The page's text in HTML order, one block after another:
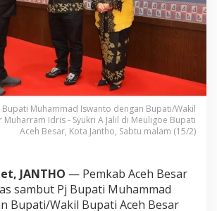
r
a
I
s
w
a
T
e
Bupati Muhammad Iswanto dengan Bupati/Wakil
Muharram Idris - Syukri A Jalil di Meuligoe Bupati
Aceh Besar, Kota Jantho, Sabtu malam (15/2)
JANTHO — Pemkab Aceh Besar
sambut Pj Bupati Muhammad
Bupati/Wakil Bupati Aceh Besar